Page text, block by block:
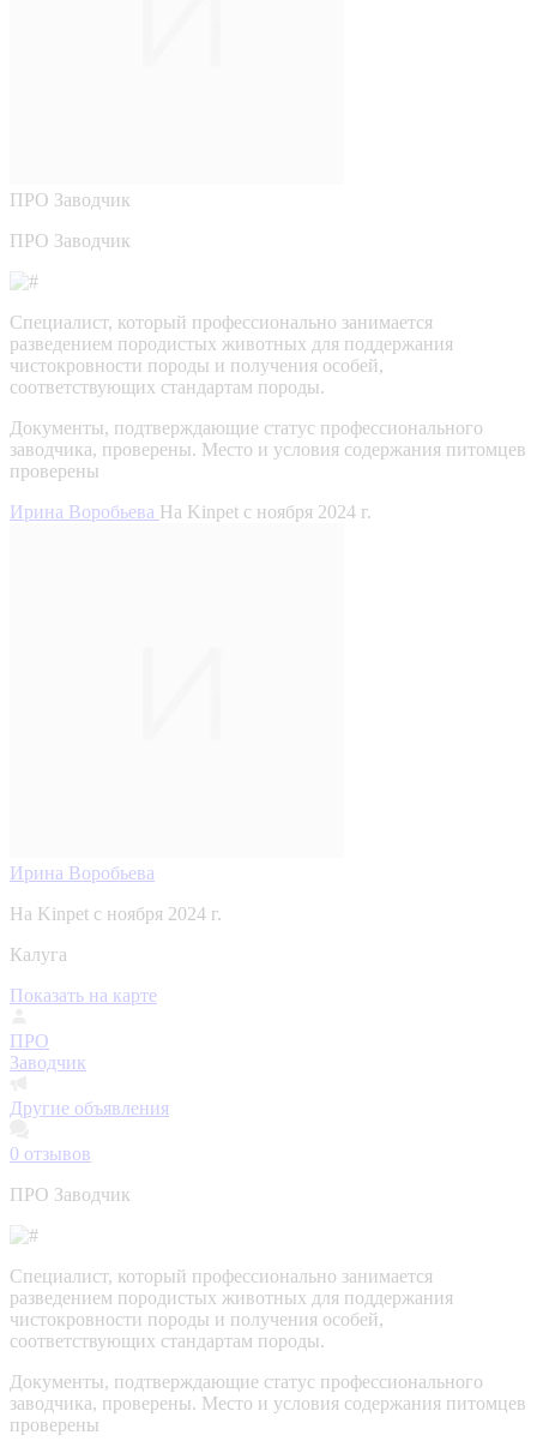
ПРО Заводчик
ПРО Заводчик
Специалист, который профессионально занимается
разведением породистых животных для поддержания
чистокровности породы и получения особей,
соответствующих стандартам породы.
Документы, подтверждающие статус профессионального
заводчика, проверены. Место и условия содержания питомцев
проверены
Ирина Воробьева На Kinpet c ноября 2024 г.
Ирина Воробьева
На Kinpet c ноября 2024 г.
Калуга
Показать на карте
ПРО
Заводчик
Другие объявления
0 отзывов
ПРО Заводчик
Специалист, который профессионально занимается
разведением породистых животных для поддержания
чистокровности породы и получения особей,
соответствующих стандартам породы.
Документы, подтверждающие статус профессионального
заводчика, проверены. Место и условия содержания питомцев
проверены